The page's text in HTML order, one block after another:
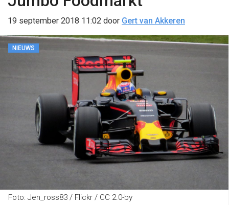
19 september 2018 11:02 door Gert van Akkeren
NIEUWS
Foto: Jen_ross83 / Flickr / CC 2.0-by